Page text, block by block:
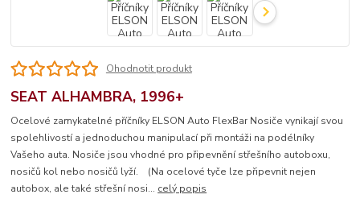
Ohodnotit produkt
SEAT ALHAMBRA, 1996+
Ocelové zamykatelné příčníky ELSON Auto FlexBar Nosiče vynikají svou
spolehlivostí a jednoduchou manipulací při montáži na podélníky
Vašeho auta. Nosiče jsou vhodné pro připevnění střešního autoboxu,
nosičů kol nebo nosičů lyží. (Na ocelové tyče lze připevnit nejen
autobox, ale také střešní nosi... celý popis